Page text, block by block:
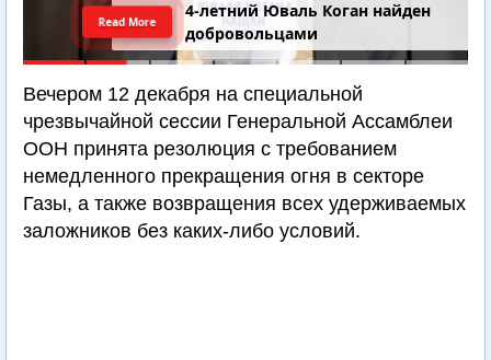
4-летний Юваль Коган найден
добровольцами
Read More
Вечером 12 декабря на специальной
чрезвычайной сессии Генеральной Ассамблеи
ООН принята резолюция с требованием
немедленного прекращения огня в секторе
Газы, а также возвращения всех удерживаемых
заложников без каких-либо условий.